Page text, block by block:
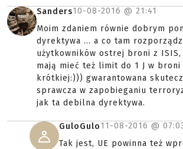
Sanders10-08-2016 @ 21:41
Moim zdaniem równie dobrym
dyrektywa ... a co tam
użytkowników ostrej broni z ISIS,
mają mieć też limit do 1 J w broni
krótkiej:))) gwarantowana
sprawcza w zapobieganiu
jak ta debilna dyrektywa.
GuloGulo11-08-2016 @
Tak jest, UE powinna też